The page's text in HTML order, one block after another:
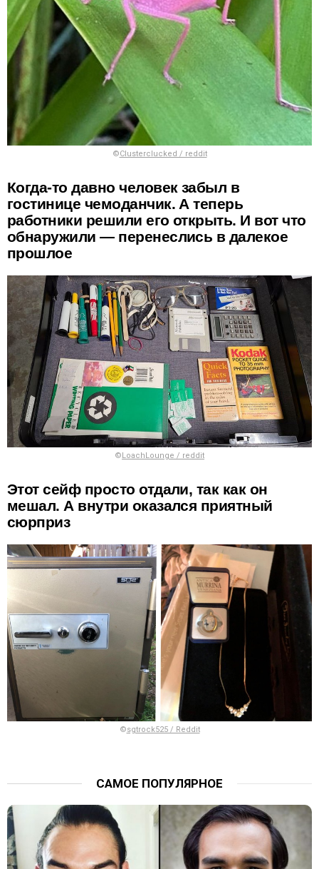
©Clusterclucked / reddit
Когда-то давно человек забыл в
гостинице чемоданчик. А теперь
работники решили его открыть. И вот что
обнаружили — перенеслись в далекое
прошлое
©LoachLounge / reddit
Этот сейф просто отдали, так как он
мешал. А внутри оказался приятный
сюрприз
©sgtrock525 / Reddit
САМОЕ ПОПУЛЯРНОЕ